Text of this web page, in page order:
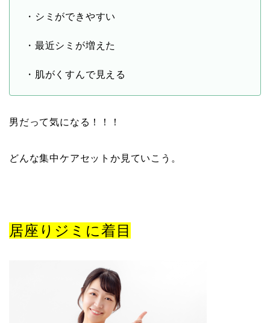
・シミができやすい
・最近シミが増えた
・肌がくすんで見える
男だって気になる！！！
どんな集中ケアセットか見ていこう。
居座りジミに着目